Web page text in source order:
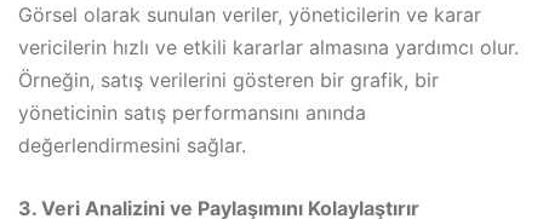
Görsel olarak sunulan veriler, yöneticilerin ve karar
vericilerin hızlı ve etkili kararlar almasına yardımcı olur.
Örneğin, satış verilerini gösteren bir grafik, bir
yöneticinin satış performansını anında
değerlendirmesini sağlar.
3. Veri Analizini ve Paylaşımını Kolaylaştırır